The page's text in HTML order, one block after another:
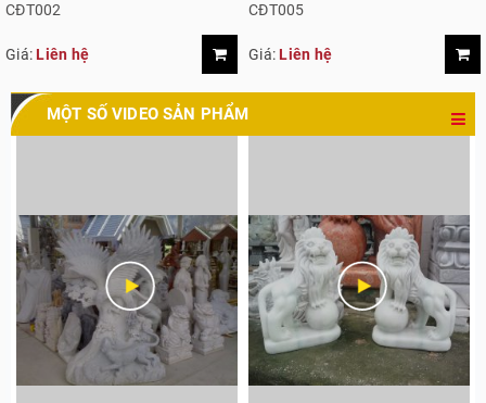
CĐT002
Giá:Liên hệ
CĐT005
Giá:Liên hệ
MỘT SỐ VIDEO SẢN PHẨM